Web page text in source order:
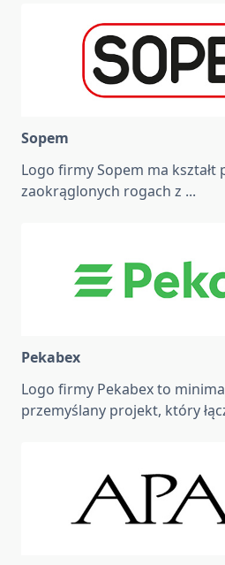
Sopem
Logo firmy Sopem ma kształt
zaokrąglonych rogach z ...
Pekabex
Logo firmy Pekabex to
przemyślany projekt, który